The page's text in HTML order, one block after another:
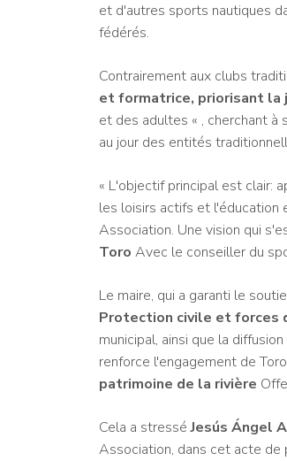
et d'autres sports nautiques
fédérés.
Contrairement aux clubs
et formatrice, priorisant la
et des adultes « , cherchant
au jour des entités
« L'objectif principal est clair:
les loisirs actifs et l'éducation
Association. Une vision qui
Toro Avec le conseiller du
Le maire, qui a garanti le
Protection civile et forces
municipal, ainsi que la
renforce l'engagement de
patrimoine de la rivière
Cela a stresséJesús Ángel
Association, dans cet acte de